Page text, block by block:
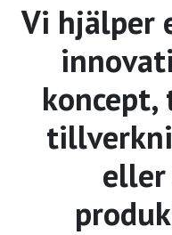
Vi hjälper